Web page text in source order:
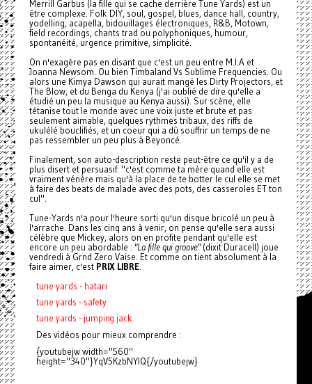
Merrill Garbus (la fille qui se cache derrière Tune Yards) est un
être complexe. Folk DIY, soul, gospel, blues, dance hall, country,
yodelling, acapella, bidouillages électroniques, R&B, Motown,
field recordings, chants trad ou polyphoniques, humour,
spontanéité, urgence primitive, simplicité.
On n'exagère pas en disant que c'est un peu entre M.I.A et
Joanna Newsom. Ou bien Timbaland Vs Sublime Frequencies. Ou
alors une Kimya Dawson qui aurait mangé les Dirty Projectors, et
The Blow, et du Benga du Kenya (j'ai oublié de dire qu'elle a
étudié un peu la musique au Kenya aussi). Sur scène, elle
tétanise tout le monde avec une voix juste et brute et pas
seulement aimable, quelques rythmes tribaux, des riffs de
ukulélé bouclifiés, et un coeur qui a dû souffrir un temps de ne
pas ressembler un peu plus à Beyoncé.
Finalement, son auto-description reste peut-être ce qu'il y a de
plus disert et persuasif: "c'est comme ta mère quand elle est
vraiment vénère mais qu'à la place de te botter le cul elle se met
à faire des beats de malade avec des pots, des casseroles ET ton
cul".
Tune-Yards n'a pour l'heure sorti qu'un disque bricolé un peu à
l'arrache. Dans les cinq ans à venir, on pense qu'elle sera aussi
célèbre que Mickey, alors on en profite pendant qu'elle est
encore un peu abordable : "La fille qui groove"(dixit Duracell) joue
vendredi à Grnd Zero Vaise. Et comme on tient absolument à la
faire aimer, c'est PRIX LIBRE.
tune yards - hatari
tune yards - safety
tune yards - jumping jack
Des vidéos pour mieux comprendre :
{youtubejw width="560"
height="340"}YqV5KzbNYIQ{/youtubejw}